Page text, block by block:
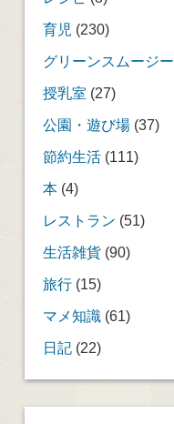
育児 (230)
グリーンスムージー
授乳室 (27)
公園・遊び場(37)
節約生活(111)
本(4)
レストラン (51)
生活雑貨(90)
旅行(15)
マメ知識 (61)
日記 (22)